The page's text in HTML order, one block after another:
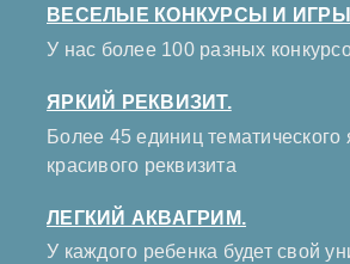
ВЕСЕЛЫЕ КОНКУРСЫ И
У нас более 100 разных
ЯРКИЙ РЕКВИЗИТ.
Более 45 единиц тематического
красивого реквизита
ЛЕГКИЙ АКВАГРИМ.
У каждого ребенка будет свой